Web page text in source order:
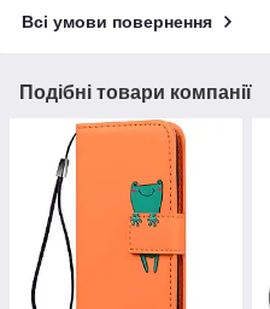
Всі умови повернення
Подібні товари компанії